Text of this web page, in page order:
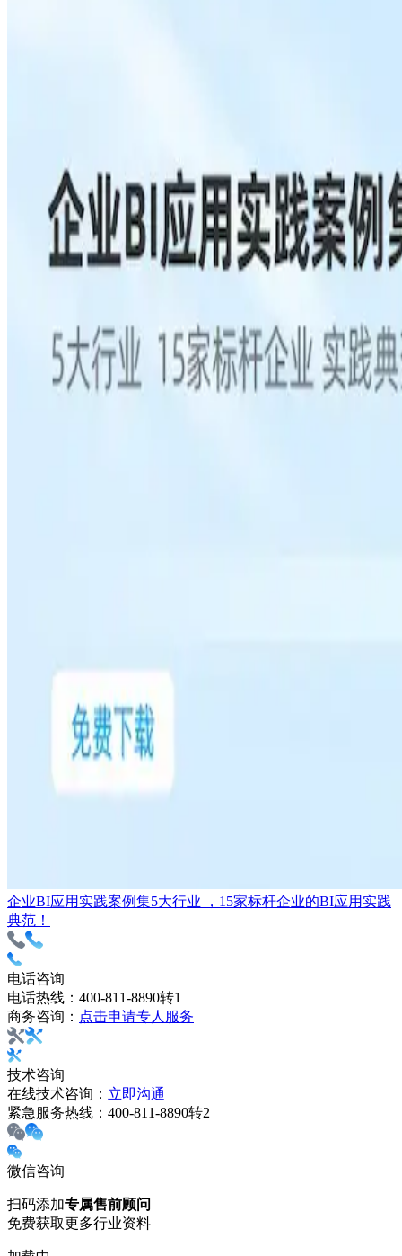
企业BI应用实践案例集5大行业 ，15家标杆企业的BI应用实践
典范！
电话咨询
电话热线： 400-811-8890转1
商务咨询： 点击申请专人服务
技术咨询
在线技术咨询： 立即沟通
紧急服务热线： 400-811-8890转2
微信咨询
扫码添加专属售前顾问
免费获取更多行业资料